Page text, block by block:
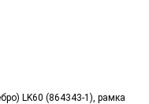
LK60 (864343-1), рамка